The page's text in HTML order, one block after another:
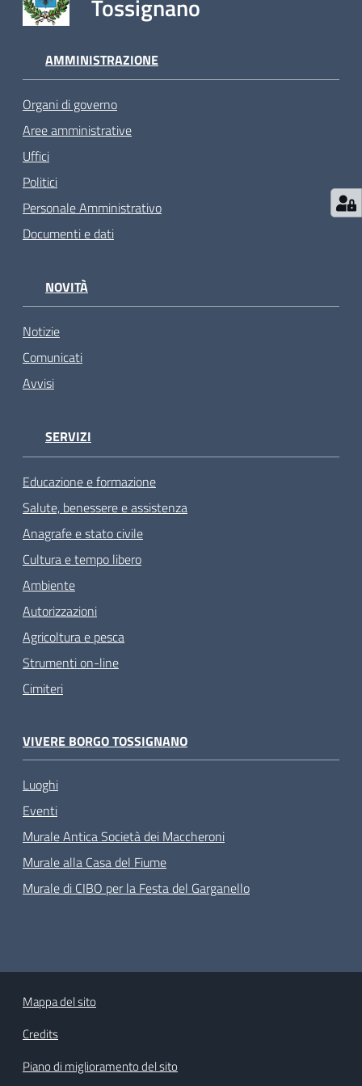
Tossignano
AMMINISTRAZIONE
Organi di governo
Aree amministrative
Uffici
Politici
Personale Amministrativo
Documenti e dati
NOVITÀ
Notizie
Comunicati
Avvisi
SERVIZI
Educazione e formazione
Salute, benessere e assistenza
Anagrafe e stato civile
Cultura e tempo libero
Ambiente
Autorizzazioni
Agricoltura e pesca
Strumenti on-line
Cimiteri
VIVERE BORGO TOSSIGNANO
Luoghi
Eventi
Murale Antica Società dei Maccheroni
Murale alla Casa del Fiume
Murale di CIBO per la Festa del Garganello
Mappa del sito
Credits
Piano di miglioramento del sito